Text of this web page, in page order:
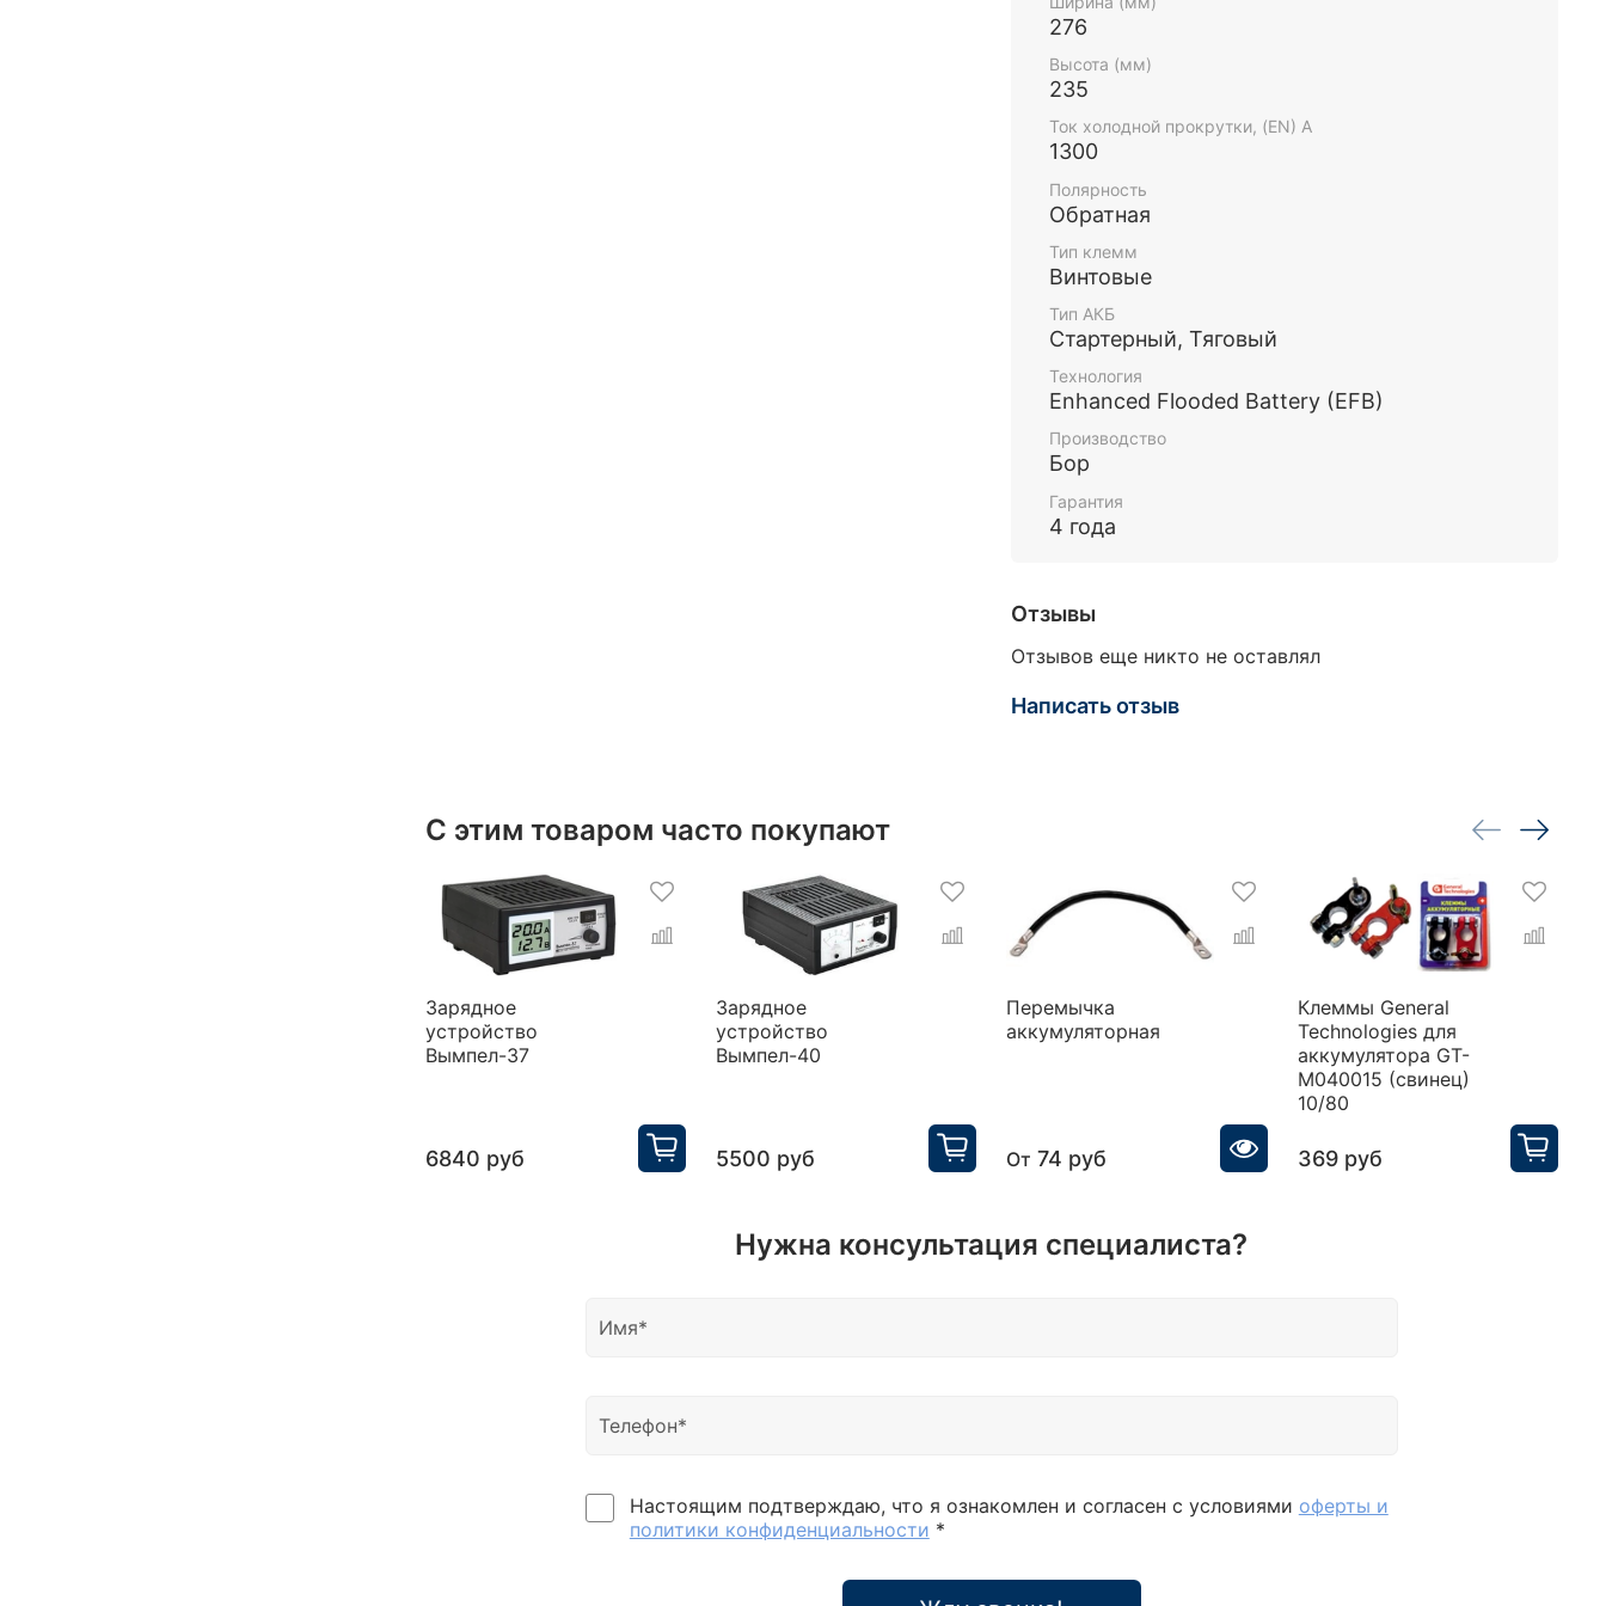
276
Высота (мм)
235
Ток холодной прокрутки, (EN) А
1300
Полярность
Обратная
Тип клемм
Винтовые
Тип АКБ
Стартерный, Тяговый
Технология
Enhanced Flooded Battery (EFB)
Производство
Бор
Гарантия
4 года
Отзывы
Отзывов еще никто не оставлял
Написать отзыв
С этим товаром часто покупают
Зарядное
устройство
Вымпел-37
6840 руб
Зарядное
устройство
Вымпел-40
5500 руб
Перемычка
аккумуляторная
От 74 руб
Клеммы General
Technologies для
аккумулятора GT-
M040015 (свинец)
10/80
369 руб
Нужна консультация специалиста?
Настоящим подтверждаю, что я ознакомлен и согласен с условиями оферты и
политики конфиденциальности *